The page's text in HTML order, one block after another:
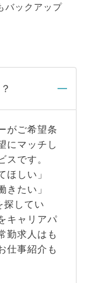
バックアップ
がご希望条
にマッチし
です。
ほしい」
きたい」
探してい
キャリアパ
勤求人はも
仕事紹介も